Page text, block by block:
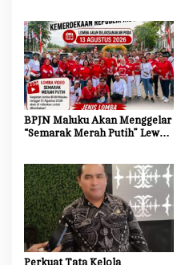
BPJN Maluku Akan Menggelar
“Semarak Merah Putih” Lewat